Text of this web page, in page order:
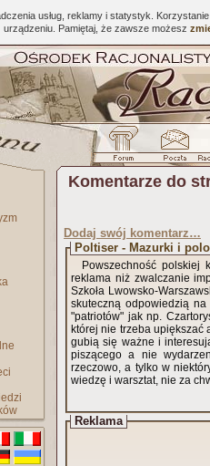
usług, reklamy i statystyk.
urządzeniu. Pamiętaj, że zawsze możesz
Komentarze do
Dodaj swój komentarz…
Poltiser - Mazurki i
Powszechność
reklama niż zwalczanie
Szkoła Lwowsko-
skuteczną odpowiedzią
"patriotów" jak np.
której nie trzeba upiększać
gubią się ważne i
piszącego a nie
rzeczowo, a tylko w
wiedzę i warsztat, nie za
Reklama